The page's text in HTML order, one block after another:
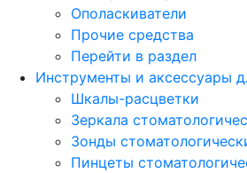
Ополаскиватели
Прочие средства
Перейти в раздел
Инструменты и аксессуары
Шкалы-расцветки
Зеркала
Зонды
Пинцеты